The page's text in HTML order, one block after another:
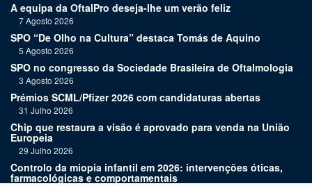
A equipa da OftalPro deseja-lhe um verão feliz
7 Agosto 2026
SPO “De Olho na Cultura” destaca Tomás de Aquino
5 Agosto 2026
SPO no congresso da Sociedade Brasileira de Oftalmologia
3 Agosto 2026
Prémios SCML/Pfizer 2026 com candidaturas abertas
31 Julho 2026
Chip que restaura a visão é aprovado para venda na União
Europeia
29 Julho 2026
Controlo da miopia infantil em 2026: intervenções óticas,
farmacológicas e comportamentais